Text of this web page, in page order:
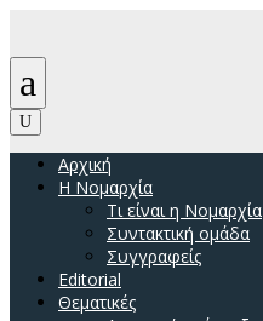
a
U
Αρχική
H Νομαρχία
Τι είναι η Νομαρχία
Συντακτική ομάδα
Συγγραφείς
Editorial
Θεματικές